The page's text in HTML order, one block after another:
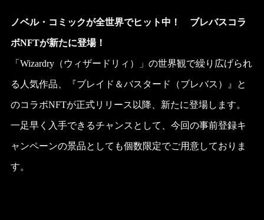
ノベル・コミックが全世界でヒット中！ ブレバスコラ
ボNFTが新たに登場！
「Wizardry（ウィザードリィ）」の世界観で繰り広げられ
る人気作品、『ブレイド＆バスタード（ブレバス）』と
のコラボNFTが正式リリース以降、新たに登場します。
一足早く入手できるチャンスとして、今回の事前登録キ
ャンペーンの景品としても個数限定でご用意しておりま
す。